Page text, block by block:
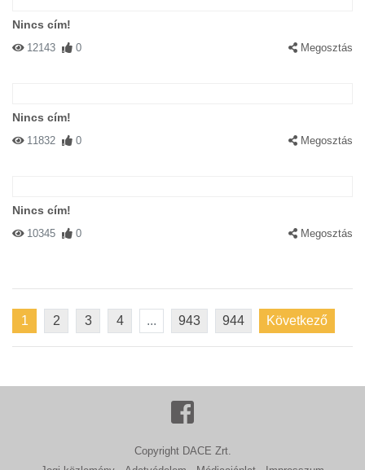
Nincs cím!
12143 0 Megosztás
Nincs cím!
11832 0 Megosztás
Nincs cím!
10345 0 Megosztás
1 2 3 4 ... 943 944 Következő
Copyright DACE Zrt.